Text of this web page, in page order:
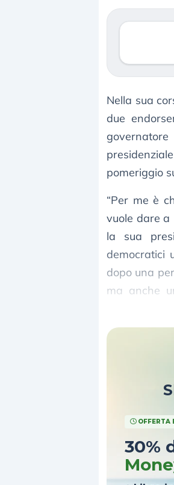
Nella sua
due
governatore
pomeriggio
“Per me è
vuole dare a
la sua
democratici
dopo una
ma anche
OFFERTA
30%